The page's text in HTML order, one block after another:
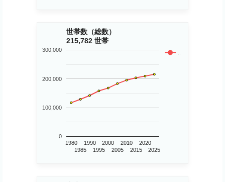
世帯数（総数）
215,782 世帯
..
1980
1985
1990
1995
2000
2005
2010
2015
2020
2025
0
100,000
200,000
300,000